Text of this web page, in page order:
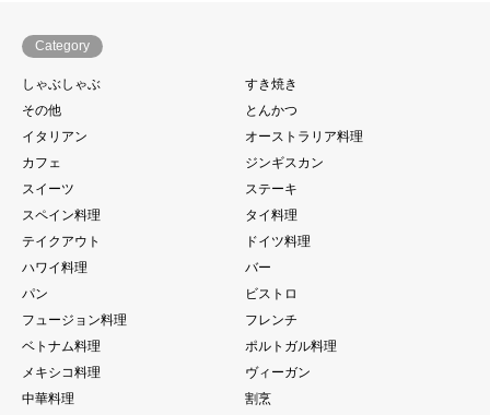
Category
しゃぶしゃぶ
すき焼き
その他
とんかつ
イタリアン
オーストラリア料理
カフェ
ジンギスカン
スイーツ
ステーキ
スペイン料理
タイ料理
テイクアウト
ドイツ料理
ハワイ料理
バー
パン
ビストロ
フュージョン料理
フレンチ
ベトナム料理
ポルトガル料理
メキシコ料理
ヴィーガン
中華料理
割烹